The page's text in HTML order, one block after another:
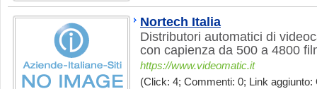
Nortech Italia
Distributori automatici di
con capienza da 500 a 4800
https://www.videomatic.it
(Click: 4; Commenti: 0; Link aggiunto: